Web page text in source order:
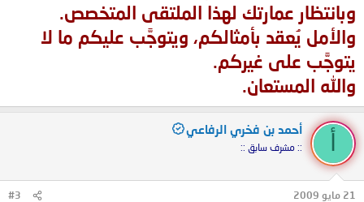
وبانتظار عمارتك لهذا الملتقى المتخصص.
والأمل يُعقد بأمثالكم، ويتوجَّب عليكم ما لا
يتوجَّب على غيركم.
والله المستعان.
أحمد بن فخري الرفاعي
:: مشرف سابق ::
21 مايو 2009 #3